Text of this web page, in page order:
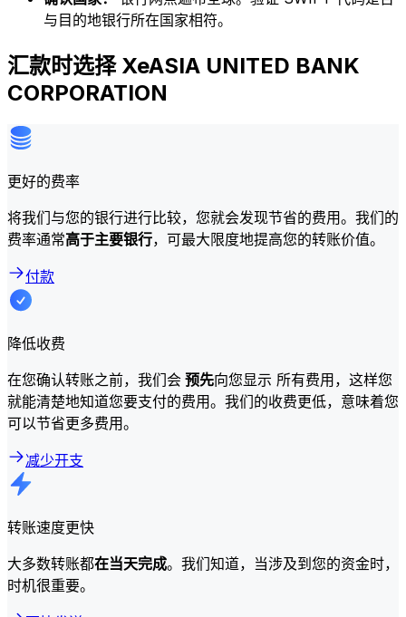
与目的地银行所在国家相符。
汇款时选择 XeASIA UNITED BANK
CORPORATION
更好的费率
将我们与您的银行进行比较，您就会发现节省的费用。我们的
费率通常高于主要银行，可最大限度地提高您的转账价值。
付款
降低收费
在您确认转账之前，我们会 预先向您显示 所有费用，这样您
就能清楚地知道您要支付的费用。我们的收费更低，意味着您
可以节省更多费用。
减少开支
转账速度更快
大多数转账都在当天完成。我们知道，当涉及到您的资金时，
时机很重要。